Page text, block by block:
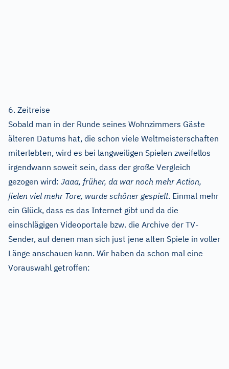
6. Zeitreise
Sobald man in der Runde seines Wohnzimmers Gäste
älteren Datums hat, die schon viele Weltmeisterschaften
miterlebten, wird es bei langweiligen Spielen zweifellos
irgendwann soweit sein, dass der große Vergleich
gezogen wird: Jaaa, früher, da war noch mehr Action,
fielen viel mehr Tore, wurde schöner gespielt. Einmal mehr
ein Glück, dass es das Internet gibt und da die
einschlägigen Videoportale bzw. die Archive der TV-
Sender, auf denen man sich just jene alten Spiele in voller
Länge anschauen kann. Wir haben da schon mal eine
Vorauswahl getroffen: